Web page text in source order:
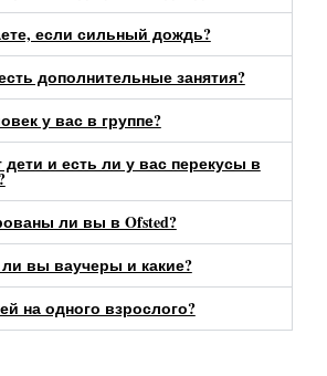
если сильный дождь?
дополнительные занятия?
у вас в группе?
и есть ли у вас перекусы в
ли вы в Ofsted?
вы ваучеры и какие?
на одного взрослого?